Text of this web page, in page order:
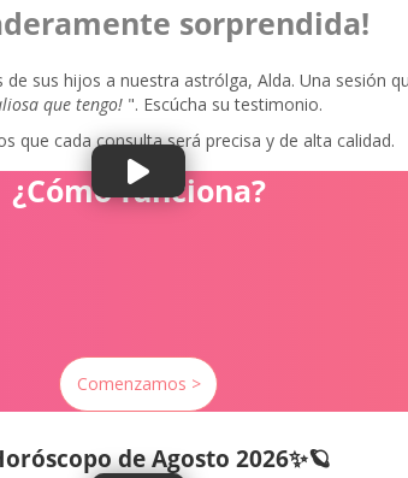
sorprendida!
de sus hijos a nuestra astrólga, Alda. Una sesión
que tengo!". Escúcha su testimonio.
que cada consulta será precisa y de alta calidad.
¿Cómo funciona?
Comenzamos >
deAgosto 2026✨🪐